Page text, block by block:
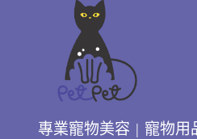
專業寵物美容 | 寵物用